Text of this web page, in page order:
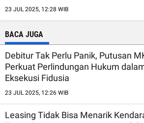
23 JUL 2025, 12:28 WIB
BACA JUGA
Debitur Tak Perlu Panik, Putusan
Perkuat Perlindungan Hukum
Eksekusi Fidusia
23 JUL 2025, 12:26 WIB
Leasing Tidak Bisa Menarik